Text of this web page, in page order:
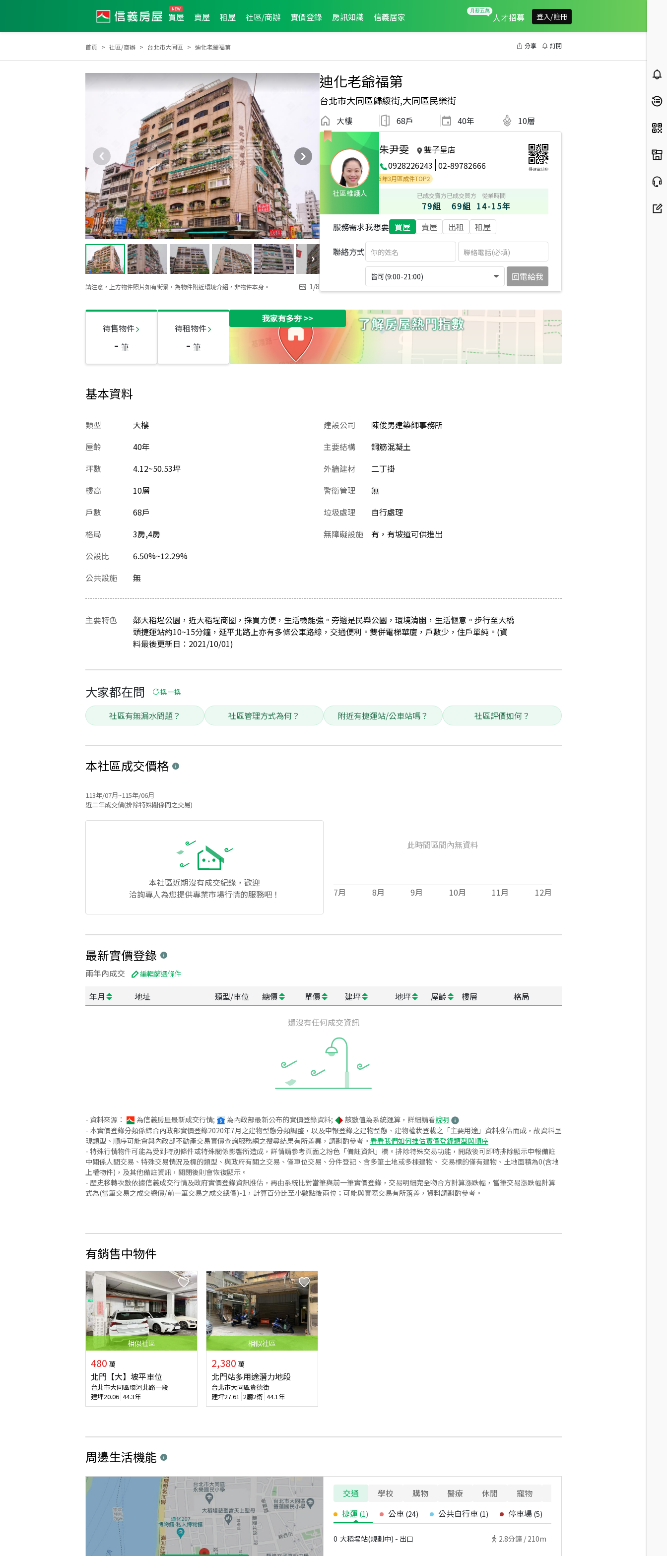
買屋 賣屋 租屋 社區/商辦 實價登錄 房訊知識 信義居家 人才招募 登入/註冊
首頁 社區/商辦 台北市大同區 迪化老爺福第 分享 訂閱
請注意，上方物件照片如有街景，為物件附近環境介紹，非物件本身。 1/8
迪化老爺福第
台北市大同區歸綏街,大同區民樂街
大樓 68戶 40年 10層
社區維護人
朱尹雯
雙子星店
0928226243 02-89782666 掃碼電話聊
土地達人 2013年第3季度服務品質獎 2022年1月區業績TOP3 2021年12月區業績TOP3
2026年3月區成件TOP2
已成交賣方
79組
已成交買方
69組
從業時間
14-15年
服務需求我想要 買屋 賣屋 出租 租屋
聯絡方式
皆可(9:00-21:00) 回電給我
待售物件
- 筆
待租物件
- 筆
我家有多夯>>
基本資料
類型
大樓
屋齡
40年
坪數
4.12~50.53坪
樓高
10層
戶數
68戶
格局
3房,4房
公設比
6.50%~12.29%
建設公司
陳俊男建築師事務所
主要結構
鋼筋混凝土
外牆建材
二丁掛
警衛管理
無
垃圾處理
自行處理
無障礙設施
有，有坡道可供進出
公共設施 無
主要特色
鄰大稻埕公園，近大稻埕商圈，採買方便，生活機能強。旁邊是民樂公園，環境清幽，生活愜意。步行至大橋
頭捷運站約10~15分鐘，延平北路上亦有多條公車路線，交通便利。雙併電梯華廈，戶數少，住戶單純。(資
料最後更新日：2021/10/01)
大家都在問 換一換
社區有無漏水問題？ 社區管理方式為何？ 附近有捷運站/公車站嗎？ 社區評價如何？
本社區成交價格
113年/07月~115年/06月
近二年成交價(排除特殊關係間之交易)
本社區近期沒有成交紀錄，歡迎
洽詢專人為您提供專業市場行情的服務吧！
此時間區間內無資料
7月 8月 9月 10月 11月 12月
最新實價登錄
兩年內成交 編輯篩選條件
年月 地址 類型/車位 總價 單價 建坪 地坪 屋齡 樓層 格局
還沒有任何成交資訊
- 資料來源： 為信義房屋最新成交行情; 為內政部最新公布的實價登錄資料; 該數值為系統運算，詳細請看說明
- 本實價登錄分類係綜合內政部實價登錄2020年7月之建物型態分類調整，以及申報登錄之建物型態、建物權狀登載之「主要用途」資料推估而成，故資料呈
現類型、順序可能會與內政部不動產交易實價查詢服務網之搜尋結果有所差異，請斟酌參考。 看看我們如何推估實價登錄類型與順序
- 特殊行情物件可能為受到特別條件或特殊關係影響所造成，詳情請參考頁面之粉色「備註資訊」欄。排除特殊交易功能，開啟後可即時排除顯示申報備註
中關係人間交易、特殊交易情況及標的類型、與政府有關之交易、僅車位交易、分件登記、含多筆土地或多棟建物、 交易標的僅有建物、土地面積為0(含地
上權物件)，及其他備註資訊，關閉後則會恢復顯示。
- 歷史移轉次數依據信義成交行情及政府實價登錄資訊推估，再由系統比對當筆與前一筆實價登錄，交易明細完全吻合方計算漲跌幅，當筆交易漲跌幅計算
式為(當筆交易之成交總價/前一筆交易之成交總價)-1，計算百分比至小數點後兩位；可能與實際交易有所落差，資料請斟酌參考。
有銷售中物件
相似社區
480 萬
北門【大】坡平車位
台北市大同區環河北路一段
建坪20.06 44.3年
相似社區
2,380 萬
北門站多用途潛力地段
台北市大同區貴德街
建坪27.61 2廳2衛 44.1年
周邊生活機能
交通 學校 購物 醫療 休閒 寵物
捷運 (1) 公車 (24) 公共自行車 (1) 停車場 (5)
0 大稻埕站(規劃中) - 出口 2.8分鐘 / 210m